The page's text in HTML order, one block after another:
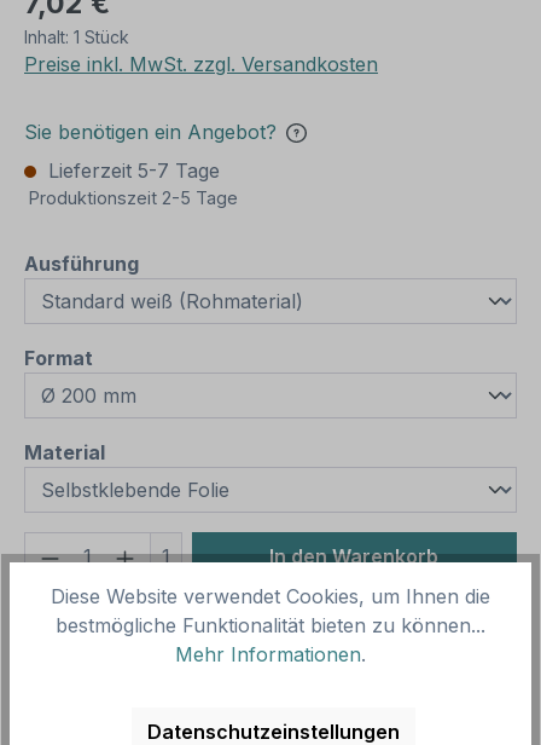
Inhalt: 1 Stück
Preise inkl. MwSt. zzgl. Versandkosten
Sie benötigen ein Angebot?
Lieferzeit 5-7 Tage
Produktionszeit 2-5 Tage
Ausführungauswählen
Format
Materialauswählen
Produkt Anzahl: Gib den gewünschten
1 In den Warenkorb
Produktnummer:SH11035.1
Vorlagenummer: VBT-65
Beschreibung
Diese Website verwendet Cookies, um Ihnen die
bestmögliche Funktionalität bieten zu können...
Mehr Informationen.
Datenschutzeinstellungen